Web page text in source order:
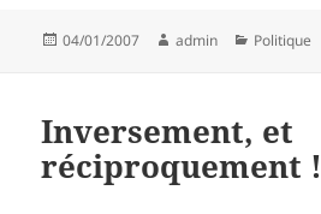
Posted
04/01/2007 Author
admin Categories
Politique
Inversement, et
réciproquement !